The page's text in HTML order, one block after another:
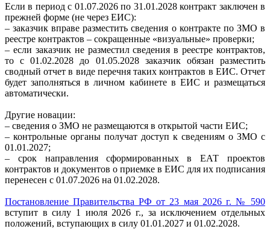
Если в период с 01.07.2026 по 31.01.2028 контракт заключен в
прежней форме (не через ЕИС):
– заказчик вправе разместить сведения о контракте по ЗМО в
реестре контрактов – сокращенные «визуальные» проверки;
– если заказчик не разместил сведения в реестре контрактов,
то с 01.02.2028 до 01.05.2028 заказчик обязан разместить
сводный отчет в виде перечня таких контрактов в ЕИС. Отчет
будет заполняться в личном кабинете в ЕИС и размещаться
автоматически.
Другие новации:
– сведения о ЗМО не размещаются в открытой части ЕИС;
– контрольные органы получат доступ к сведениям о ЗМО с
01.01.2027;
– срок направления сформированных в ЕАТ проектов
контрактов и документов о приемке в ЕИС для их подписания
перенесен с 01.07.2026 на 01.02.2028.
Постановление Правительства РФ от 23 мая 2026 г. № 590
вступит в силу 1 июля 2026 г., за исключением отдельных
положений, вступающих в силу 01.01.2027 и 01.02.2028.